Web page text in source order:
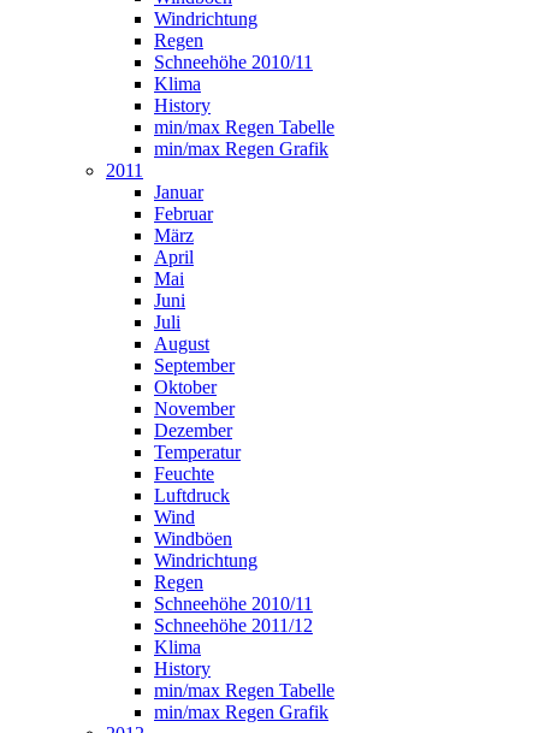
Windrichtung
Regen
Schneehöhe 2010/11
Klima
History
min/max Regen Tabelle
min/max Regen Grafik
2011
Januar
Februar
März
April
Mai
Juni
Juli
August
September
Oktober
November
Dezember
Temperatur
Feuchte
Luftdruck
Wind
Windböen
Windrichtung
Regen
Schneehöhe 2010/11
Schneehöhe 2011/12
Klima
History
min/max Regen Tabelle
min/max Regen Grafik